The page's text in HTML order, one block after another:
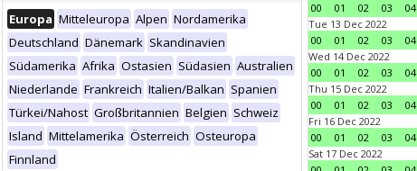
Europa Mitteleuropa Alpen Nordamerika
Deutschland Dänemark Skandinavien
Südamerika Afrika Ostasien Südasien Australien
Niederlande Frankreich Italien/Balkan Spanien
Türkei/Nahost Großbritannien Belgien Schweiz
Island Mittelamerika Österreich Osteuropa
Finnland
00
01 02 03 04
Tue 13 Dec 2022
00
01 02 03 04
Wed 14 Dec 2022
00
01 02 03 04
Thu 15 Dec 2022
00
01 02 03 04
Fri 16 Dec 2022
00
01 02 03 04
Sat 17 Dec 2022